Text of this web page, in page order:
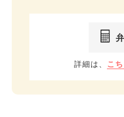
詳細は、 こ